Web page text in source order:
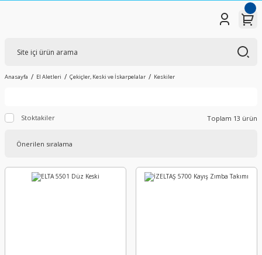
Anasayfa El Aletleri Çekiçler, Keski ve İskarpelalar Keskiler
Stoktakiler Toplam 13 ürün